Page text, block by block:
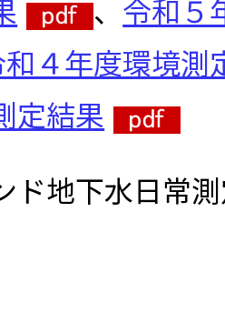
、 令和５
４年度環境測
定結果
ド地下水日常